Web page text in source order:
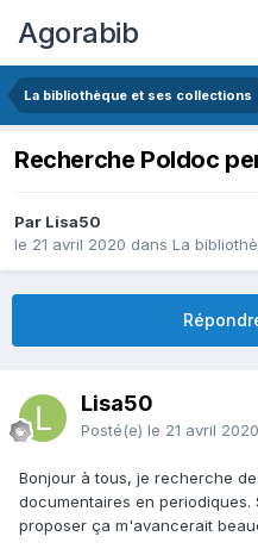
Agorabib
La bibliothèque et ses collections
Recherche Poldoc
Par Lisa50
le 21 avril 2020 dans La
Lisa50
Posté(e) le 21 avril 2020
Bonjour à tous, je recherche
documentaires en periodiques.
proposer ça m'avancerait